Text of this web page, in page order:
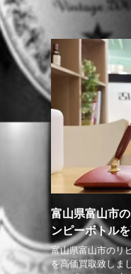
富山県富山市
ンピーボトル
富山県富山市のリ
を高価買取致しま